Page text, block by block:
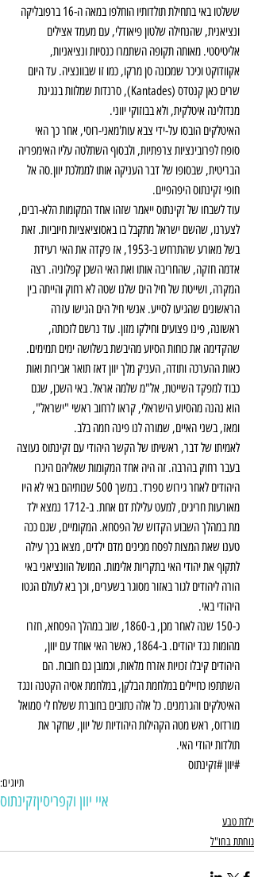
ששלטו באי בתחילת תולדותיו הוחלפו במאה ה-16 ברפובליקה
ונציאנית, שהנחילה שלטון פיאודלי, עם מעמד אצילים
אליטיסטי. מאותה תקופה השתמרו כנסיות ונציאניות,
אקוודוקט וכיכר שמכונה סן מרקו, כמו זו שבוונציה. עד היום
שרים כאן קנטדס (Kantades), סרנדות שמלוות בנגינת
מנדולינה איטלקית, ולא בבוזוקי יווני.
האיטלקים הובסו על-ידי צבא עות'מאני-רוסי, אחר כך האי
סופח לפרובינציות צרפתיות, ולבסוף השתלטה עליו האימפריה
הבריטית, שבסופו של דבר העניקה אותו לממלכת יוון.סה אל
חופי זקינתוס היפהפיים.
עוד לשבחו של זקינתוס ייאמר שזהו אחד המקומות הלא-רבים,
לצערנו, שהשם ישראל מתקבל בו באסוציאציות חיוביות. זאת
בשל מאורע שהתרחש ב-1953, אז פקדה את האי רעידת
אדמה חזקה, שהחריבה אותו ואת האי השכן קפלוניה. רצה
המקרה, ושייטת של חיל הים שלנו שטה לא רחוק והייתה בין
הראשונים שהגיעו לסייע. אנשי חיל הים הגישו עזרה
ראשונה, פינו פצועים וחילקו מזון. עוד נרשם לזכותה,
שהקדימה את כוחות הסיוע מהיבשת בשלושה ימים תמימים.
כאות ההערכה ותודה, העניק מלך יוון דאז תואר אבירות ואות
כבוד למפקד השייטת, אל"מ שלמה אראל. באי השכן, שגם
הוא נהנה מהסיוע הישראלי, קראו לרחוב ראשי "ישראל",
ומאז, בשני האיים, שמורה לנו פינה חמה בלב.
לאמיתו של דבר, ראשיתו של הקשר היהודי עם זקינתוס נעוצה
בעבר רחוק בהרבה. זה היה אחד המקומות שאליהם היגרו
היהודים לאחר גירוש ספרד. במשך 500 שנותיהם באי לא היו
מאורעות חריגים, למעט עלילת דם אחת. ב-1712 נמצא ילד
מת במהלך השבוע הקדוש של הפסחא. המקומיים, שגם ככה
טענו שאת המצות לפסח מכינים מדם ילדים, מצאו בכך עילה
לתקוף את יהודי האי בתקריות אלימות. המושל הוונציאני באי
הורה ליהודים לגור באזור מסוגר בשערים, וכך בא לעולם הגטו
היהודי באי.
כ-150 שנה לאחר מכן, ב-1860, שוב במהלך הפסחא, חזרו
מהומות נגד יהודים. ב-1864, כאשר האי אוחד עם יוון,
היהודים קיבלו זכויות אזרח מלאות, וכמובן גם חובות. הם
השתתפו כחיילים במלחמת הבלקן, במלחמת אסיה הקטנה ונגד
האיטלקים והגרמנים. כל אלה כתובים בחוברת ששלח לי סמואל
מורדוס, ראש מטה הקהילות היהודיות של יוון, שחקר את
תולדות יהודי האי.
#יוון#זקינתוס
תיוגים:
איי יוון וקפריסיןזקינתוס
ילדת טבע
נוחתת בחו"ל